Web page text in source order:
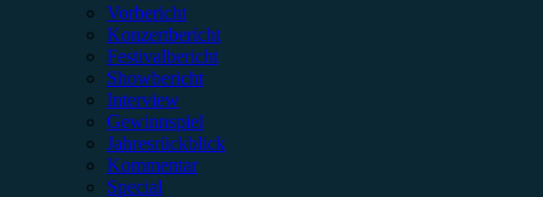
Vorbericht
Konzertbericht
Festivalbericht
Showbericht
Interview
Gewinnspiel
Jahresrückblick
Kommentar
Special